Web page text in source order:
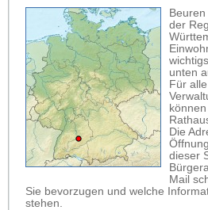
der
unten
Für alle
Die
dieser
Mail
Sie bevorzugen und welche
stehen.